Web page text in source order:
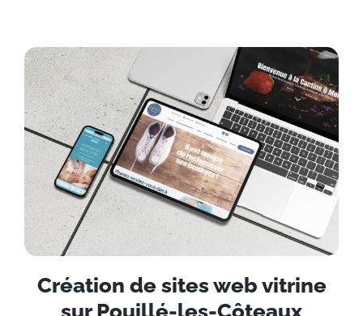
Création de sites web vitrine